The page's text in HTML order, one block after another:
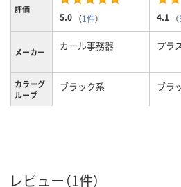
評価
5.0 （1件） 4.1 （
メーカー カール事務器 プラ
カラーグ
ループ
ブラック系 ブラ
レビュー（1件）